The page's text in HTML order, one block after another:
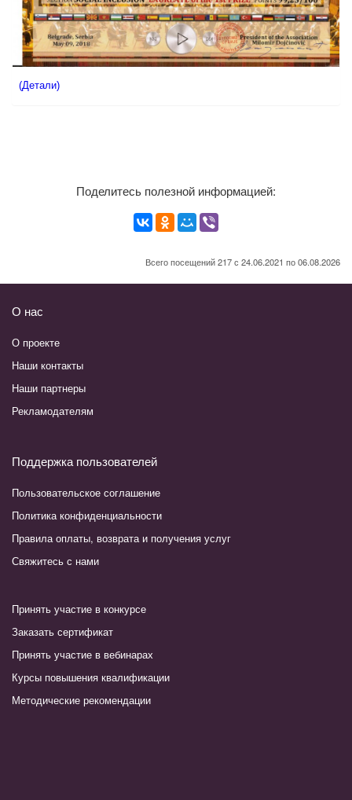
(Детали)
Поделитесь полезной информацией:
Всего посещений 217 с 24.06.2021 по 06.08.2026
О нас
О проекте
Наши контакты
Наши партнеры
Рекламодателям
Поддержка пользователей
Пользовательское соглашение
Политика конфиденциальности
Правила оплаты, возврата и получения услуг
Свяжитесь с нами
Принять участие в конкурсе
Заказать сертификат
Принять участие в вебинарах
Курсы повышения квалификации
Методические рекомендации